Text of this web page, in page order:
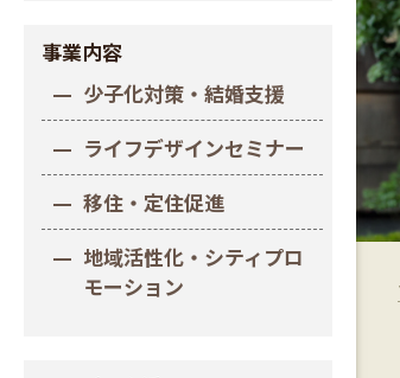
事業内容
少子化対策・結婚支援
ライフデザインセミナー
移住・定住促進
地域活性化・シティプロ
モーション